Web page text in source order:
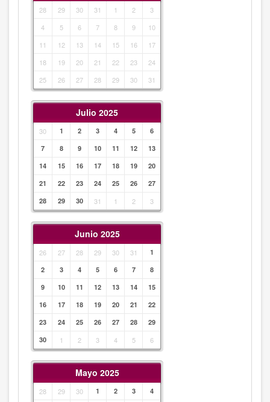
28 29 30 31 1 2
3
4
5 6 7 8 9
10
11
12 13 14 15 16
17
18
19 20 21 22 23
24
25
26 27 28 29 30 31
Julio 2025
30 1 2 3 4 5
6
7
8 9 10 11 12
13
14
15 16 17 18 19
20
21
22 23 24 25 26
27
28
29 30 31 1 2 3
Junio 2025
26 27 28 29 30 31
1
2
3 4 5 6 7
8
9
10 11 12 13 14
15
16
17 18 19 20 21
22
23
24 25 26 27 28
29
30
1 2 3 4 5 6
Mayo 2025
28 29 30 1 2 3 4